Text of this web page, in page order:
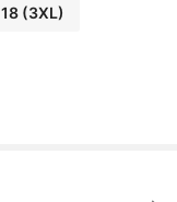
18(3XL)